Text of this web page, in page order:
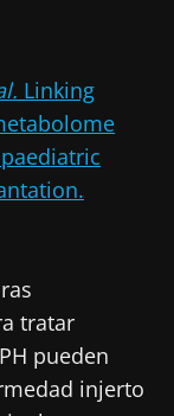
Linking
tratar
pueden
injerto